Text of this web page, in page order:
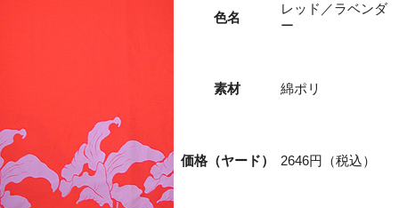
色名
レッド／ラベンダ
ー
素材 綿ポリ
価格（ヤード） 2646円（税込）